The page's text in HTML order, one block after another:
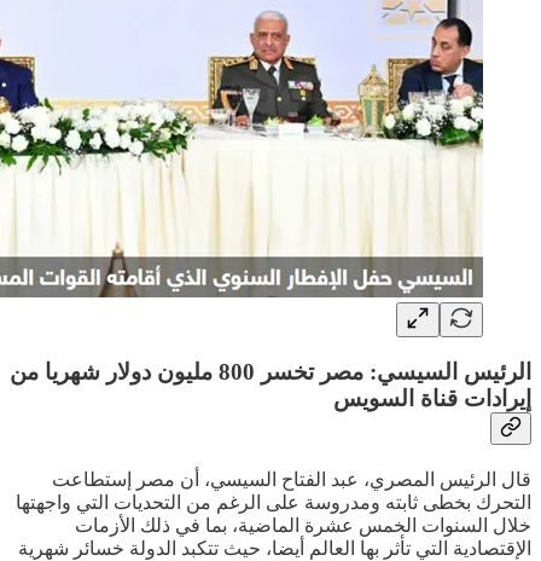
الرئيس السيسي: مصر تخسر 800 مليون دولار شهريا من
إيرادات قناة السويس
قال الرئيس المصري، عبد الفتاح السيسي، أن مصر إستطاعت
التحرك بخطى ثابته ومدروسة على الرغم من التحديات التي واجهتها
خلال السنوات الخمس عشرة الماضية، بما في ذلك الأزمات
الإقتصادية التي تأثر بها العالم أيضا، حيث تتكبد الدولة خسائر شهرية